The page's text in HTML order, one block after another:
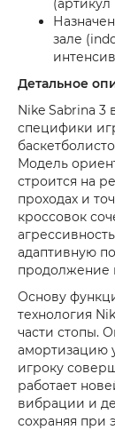
(артикул
зале
Детальное
Nike Sabrina 3
специфики
Модель
строится на
проходах и
кроссовок
адаптивную
продолжение
Основу
технология
части стопы.
амортизацию
игроку
работает
вибрации и
сохраняя при